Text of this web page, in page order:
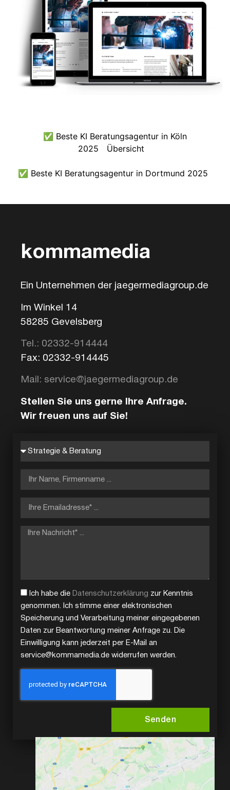
✅ Beste KI Beratungsagentur in Köln
2025
Übersicht
✅ Beste KI Beratungsagentur in Dortmund 2025
kommamedia
Ein Unternehmen der jaegermediagroup.de
Im Winkel 14
58285 Gevelsberg
Tel.: 02332-914444
Fax: 02332-914445
Mail: service@jaegermediagroup.de
Stellen Sie uns gerne Ihre Anfrage.
Wir freuen uns auf Sie!
Ich habe die Datenschutzerklärung zur Kenntnis
genommen. Ich stimme einer elektronischen
Speicherung und Verarbeitung meiner eingegebenen
Daten zur Beantwortung meiner Anfrage zu. Die
Einwilligung kann jederzeit per E-Mail an
service@kommamedia.de widerrufen werden.
Senden